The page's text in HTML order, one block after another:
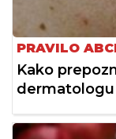
PRAVILO
Kako
dermatologu